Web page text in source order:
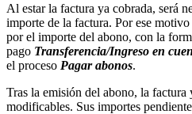
Al estar la factura ya cobrada, será
importe de la factura. Por ese
por el importe del abono, con la
pago Transferencia/Ingreso en
el proceso Pagar abonos.
Tras la emisión del abono, la factura
modificables. Sus importes